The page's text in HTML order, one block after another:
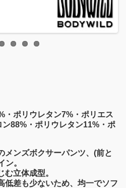
・ポリウレタン7%・ポリエス
88%・ポリウレタン11%・ポ
メンズボクサーパンツ、(前と
ン。
む立体成型。
低差も少ないため、均一でソフ